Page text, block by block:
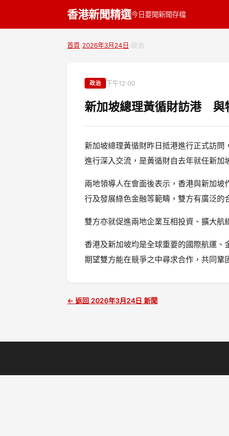
香港新聞精選今日要聞新聞存檔
首頁›2026年3月24日 ›政治
政治 下午12:00
新加坡總理黃循財訪港 與
新加坡總理黃循財昨日抵港進行正式訪
進行深入交流，是黃循財自去年就任新加
兩地領導人在會面後表示，香港與新加
行及發展綠色金融等範疇，雙方有廣泛的
雙方亦就促進兩地企業互相投資、擴大航
香港及新加坡均是全球重要的國際航運
期望雙方能在競爭之中尋求合作，共同鞏
← 返回 2026年3月24日 新聞